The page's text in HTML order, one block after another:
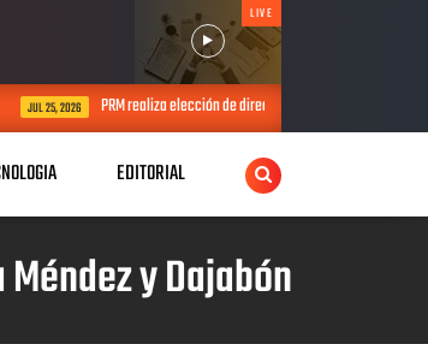
LIVE
PRM realiza elección de direcciones municipales y distritales para el
EDITORIAL
y Dajabón